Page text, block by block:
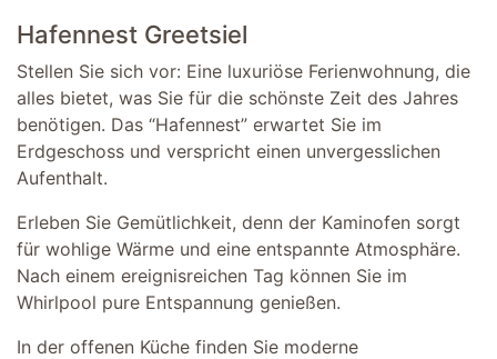
Hafennest Greetsiel
Stellen Sie sich vor: Eine luxuriöse Ferienwohnung, die
alles bietet, was Sie für die schönste Zeit des Jahres
benötigen. Das “Hafennest” erwartet Sie im
Erdgeschoss und verspricht einen unvergesslichen
Aufenthalt.
Erleben Sie Gemütlichkeit, denn der Kaminofen sorgt
für wohlige Wärme und eine entspannte Atmosphäre.
Nach einem ereignisreichen Tag können Sie im
Whirlpool pure Entspannung genießen.
In der offenen Küche finden Sie moderne